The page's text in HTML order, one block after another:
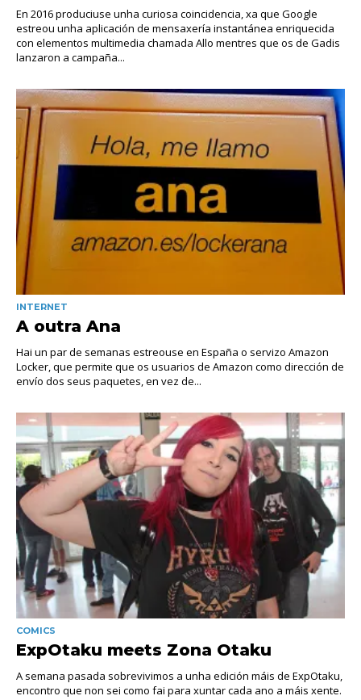
En 2016 produciuse unha curiosa coincidencia, xa que Google
estreou unha aplicación de mensaxería instantánea enriquecida
con elementos multimedia chamada Allo mentres que os de Gadis
lanzaron a campaña...
INTERNET
A outra Ana
Hai un par de semanas estreouse en España o servizo Amazon
Locker, que permite que os usuarios de Amazon como dirección de
envío dos seus paquetes, en vez de...
COMICS
ExpOtaku meets Zona Otaku
A semana pasada sobrevivimos a unha edición máis de ExpOtaku,
encontro que non sei como fai para xuntar cada ano a máis xente.